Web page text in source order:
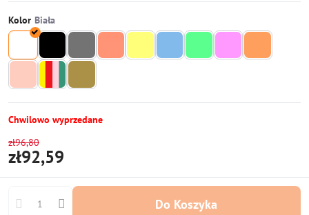
Kolor
Chwilowo wyprzedane
zł96,80
zł92,59
Do Koszyka